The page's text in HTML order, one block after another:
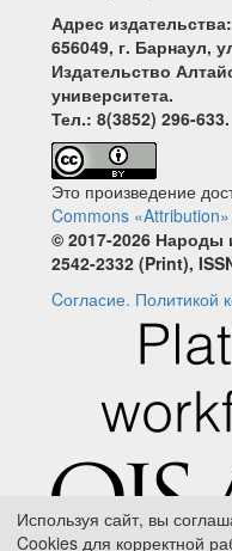
Адрес издательства:
656049, г. Барнаул,
Издательство
университета.
Тел.: 8(3852) 296-633.
Это произведение
Commons
© 2017-2026 Народы
2542-2332 (Print),
Cогласие. Политикой
Используя сайт, вы
Cookies для корректной